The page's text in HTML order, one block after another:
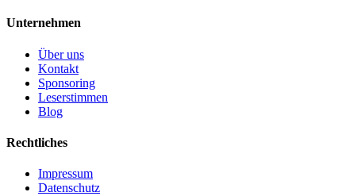
Unternehmen
Über uns
Kontakt
Sponsoring
Leserstimmen
Blog
Rechtliches
Impressum
Datenschutz